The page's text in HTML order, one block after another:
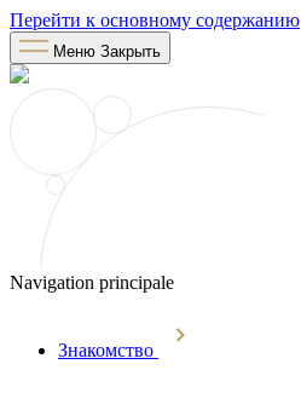
Перейти к основному содержанию
Меню Закрыть
Navigation principale
Знакомство